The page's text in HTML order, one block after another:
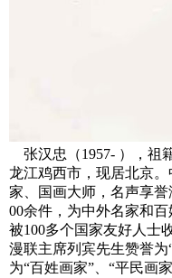
张汉忠（1957- ），祖
龙江鸡西市，现居北京
家、国画大师，名声享
00余件，为中外名家和
被100多个国家友好人士
漫联主席列宾先生赞誉
为“百姓画家”、“平民画